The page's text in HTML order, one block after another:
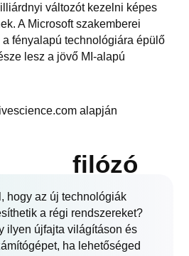
változót kezelni képes
A Microsoft szakemberei
fényalapú technológiára épülő
lesz a jövő MI-alapú
alapján
filózó
hogy az új technológiák
a régi rendszereket?
ilyen újfajta világításon és
ha lehetőséged